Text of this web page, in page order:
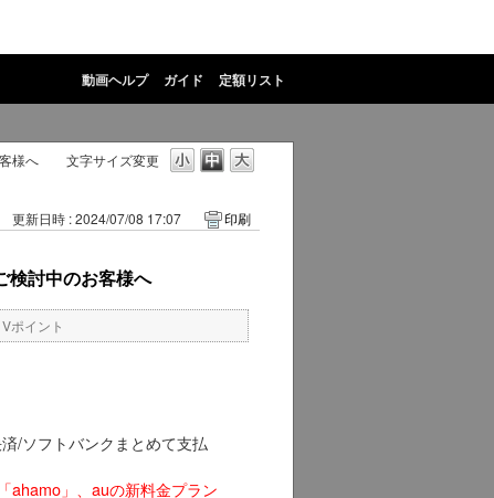
動画ヘルプ ガイド 定額リスト
文字サイズ変更
様へ
更新日時 : 2024/07/08 17:07 印刷
検討中のお客様へ
ポイント
/ソフトバンクまとめて支払
ahamo」、auの新料金プラン